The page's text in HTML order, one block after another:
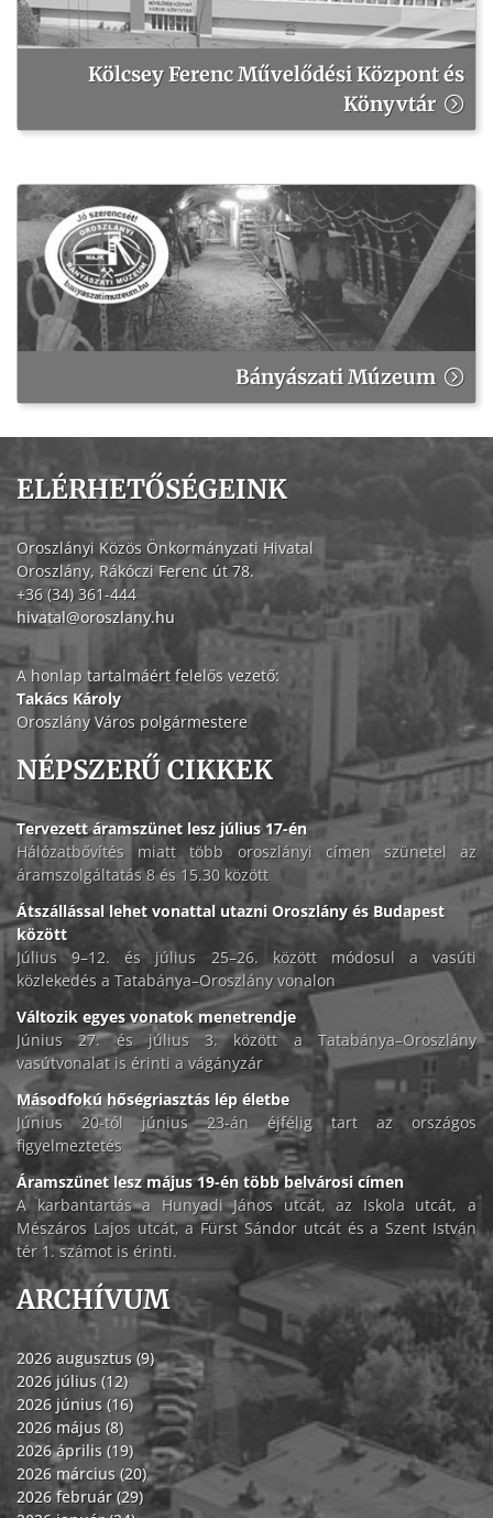
Kölcsey Ferenc Művelődési Központ és
Könyvtár
Bányászati Múzeum
ELÉRHETŐSÉGEINK
Oroszlányi Közös Önkormányzati Hivatal
Oroszlány, Rákóczi Ferenc út 78.
+36 (34) 361-444
hivatal@oroszlany.hu
A honlap tartalmáért felelős vezető:
Takács Károly
Oroszlány Város polgármestere
NÉPSZERŰ CIKKEK
Tervezett áramszünet lesz július 17-én
Hálózatbővítés miatt több oroszlányi címen szünetel az
áramszolgáltatás 8 és 15.30 között
Átszállással lehet vonattal utazni Oroszlány és Budapest
között
Július 9–12. és július 25–26. között módosul a vasúti
közlekedés a Tatabánya–Oroszlány vonalon
Változik egyes vonatok menetrendje
Június 27. és július 3. között a Tatabánya–Oroszlány
vasútvonalat is érinti a vágányzár
Másodfokú hőségriasztás lép életbe
Június 20-tól június 23-án éjfélig tart az országos
figyelmeztetés
Áramszünet lesz május 19-én több belvárosi címen
A karbantartás a Hunyadi János utcát, az Iskola utcát, a
Mészáros Lajos utcát, a Fürst Sándor utcát és a Szent István
tér 1. számot is érinti.
ARCHÍVUM
2026 augusztus (9)
2026 július (12)
2026 június (16)
2026 május (8)
2026 április (19)
2026 március (20)
2026 február (29)